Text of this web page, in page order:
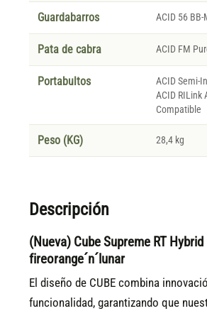
Guardabarros ACID 56
Pata de cabra ACID FM
Portabultos
ACID Semi-
ACID RILink
Compatible
Peso (KG) 28,4 kg
Descripción
(Nueva) Cube Supreme RT Hybrid
fireorange´n´lunar
El diseño de CUBE combina
funcionalidad, garantizando que